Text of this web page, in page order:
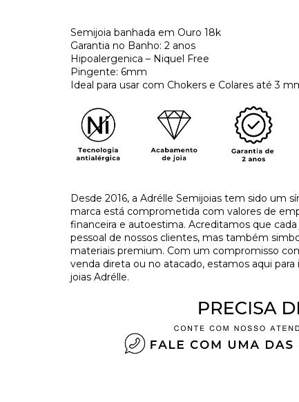
Semijoia banhada em Ouro 18k
Garantia no Banho: 2 anos
Hipoalergenica – Niquel Free
Pingente: 6mm
Ideal para usar com Chokers e Colares até 3
Desde 2016, a Adrélle Semijoias tem sido um
marca está comprometida com valores de
financeira e autoestima. Acreditamos que
pessoal de nossos clientes, mas também
materiais premium. Com um compromisso
venda direta ou no atacado, estamos aqui
joias Adrélle.